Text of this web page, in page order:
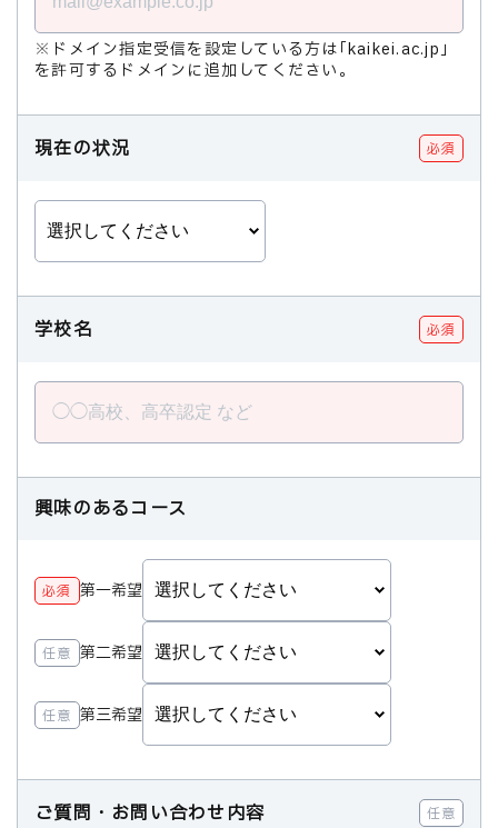
※ドメイン指定受信を設定している方は｢kaikei.ac.jp｣
を許可するドメインに追加してください。
現在の状況 必須
学校名 必須
興味のあるコース
必須 第一希望
任意 第二希望
任意 第三希望
ご質問・お問い合わせ内容 任意